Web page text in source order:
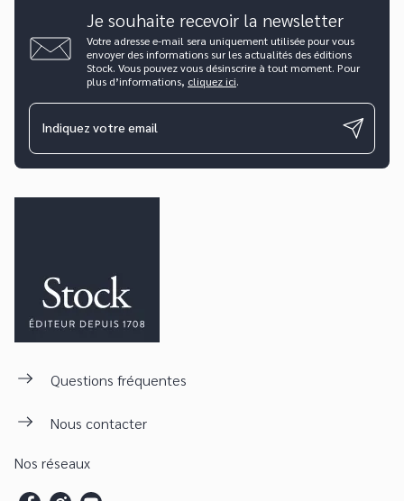
Je souhaite recevoir la newsletter
Votre adresse e-mail sera uniquement utilisée pour vous
envoyer des informations sur les actualités des éditions
Stock. Vous pouvez vous désinscrire à tout moment. Pour
plus d’informations, cliquez ici.
Indiquez votre email
Questions fréquentes
Nous contacter
Nos réseaux